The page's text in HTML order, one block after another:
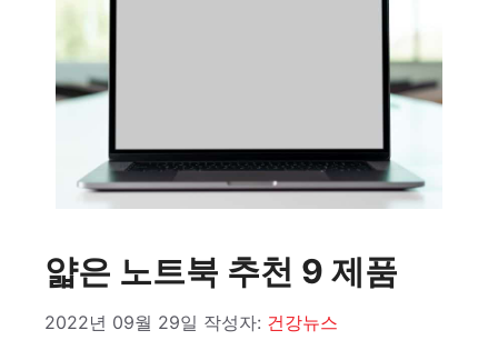
얇은 노트북 추천 9 제품
2022년 09월 29일 작성자: 건강뉴스